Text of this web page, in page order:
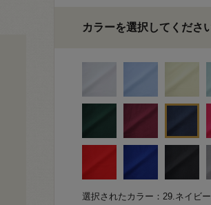
カラーを選択してくださ
選択されたカラー：29.ネイビー